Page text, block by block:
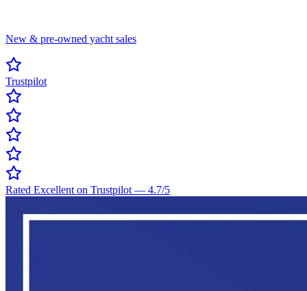
New & pre-owned yacht sales
Trustpilot
Rated Excellent on Trustpilot — 4.7/5